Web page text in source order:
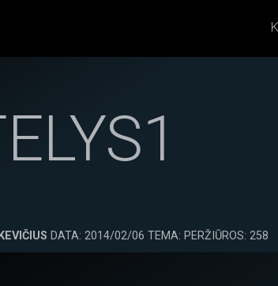
DATA: 2014/02/06 TEMA: PERŽIŪROS: 258